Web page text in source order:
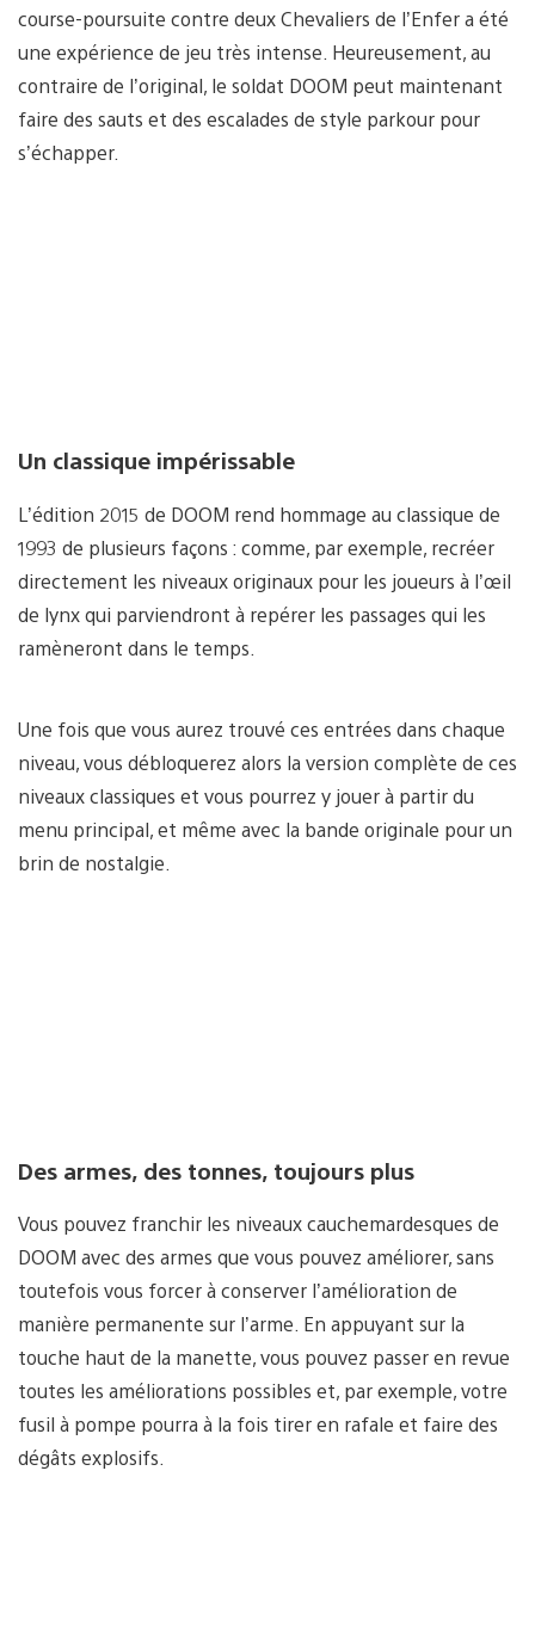
course-poursuite contre deux Chevaliers de l’Enfer a été
une expérience de jeu très intense. Heureusement, au
contraire de l’original, le soldat DOOM peut maintenant
faire des sauts et des escalades de style parkour pour
s’échapper.
Un classique impérissable
L’édition 2015 de DOOM rend hommage au classique de
1993 de plusieurs façons : comme, par exemple, recréer
directement les niveaux originaux pour les joueurs à l’œil
de lynx qui parviendront à repérer les passages qui les
ramèneront dans le temps.
Une fois que vous aurez trouvé ces entrées dans chaque
niveau, vous débloquerez alors la version complète de ces
niveaux classiques et vous pourrez y jouer à partir du
menu principal, et même avec la bande originale pour un
brin de nostalgie.
Des armes, des tonnes, toujours plus
Vous pouvez franchir les niveaux cauchemardesques de
DOOM avec des armes que vous pouvez améliorer, sans
toutefois vous forcer à conserver l’amélioration de
manière permanente sur l’arme. En appuyant sur la
touche haut de la manette, vous pouvez passer en revue
toutes les améliorations possibles et, par exemple, votre
fusil à pompe pourra à la fois tirer en rafale et faire des
dégâts explosifs.